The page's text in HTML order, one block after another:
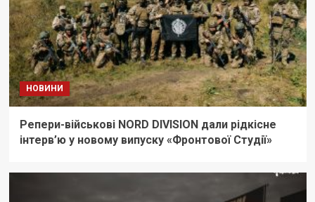
НОВИНИ
Репери-військові NORD DIVISION дали рідкісне
інтерв’ю у новому випуску «Фронтової Студії»